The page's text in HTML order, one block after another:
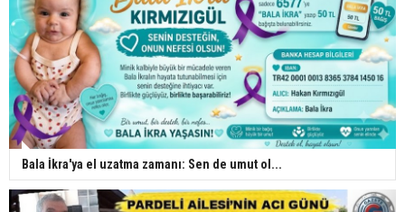
Bala İkra'ya el uzatma zamanı: Sen de umut ol...